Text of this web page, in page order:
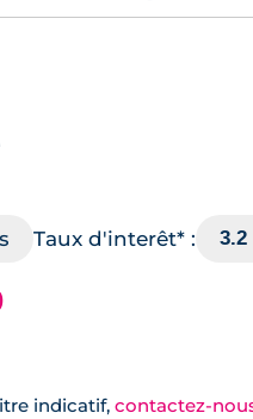
Taux d'interêt* :
indicatif, contactez-